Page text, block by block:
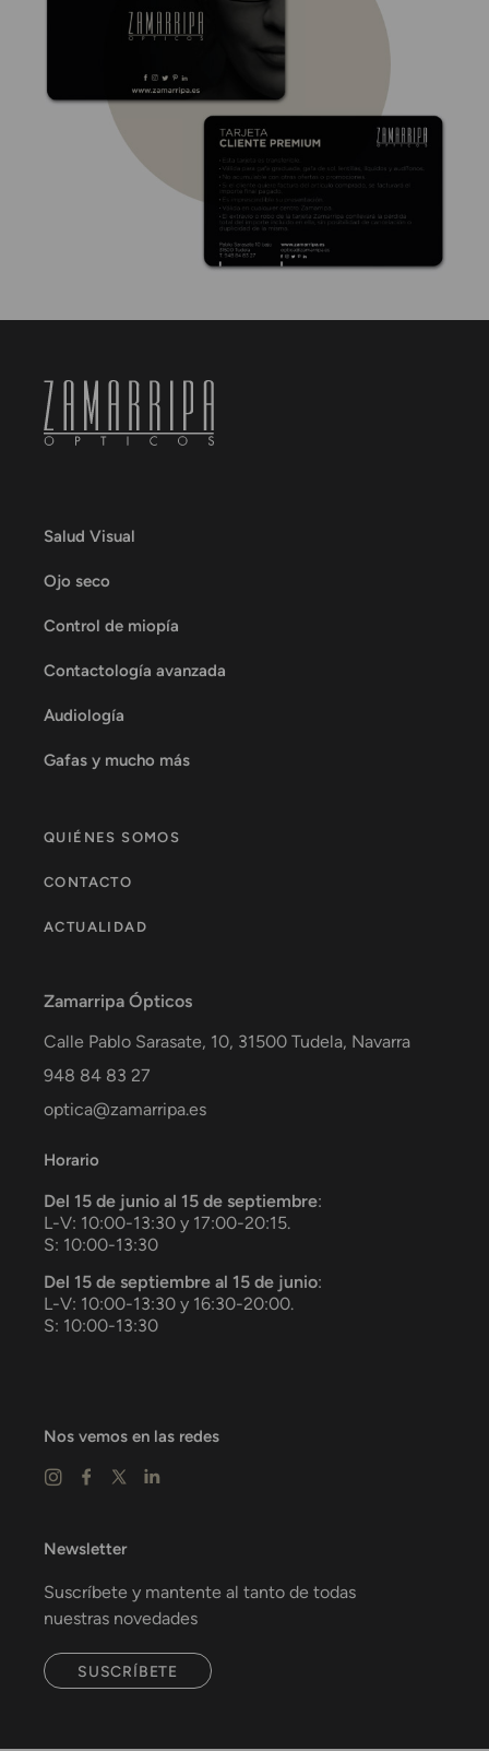
Salud Visual
Ojo seco
Control de miopía
Contactología avanzada
Audiología
Gafas y mucho más
QUIÉNES SOMOS
CONTACTO
ACTUALIDAD
Zamarripa Ópticos
Calle Pablo Sarasate, 10, 31500 Tudela, Navarra
948 84 83 27
optica@zamarripa.es
Horario
Del 15 de junio al 15 de septiembre:
L-V: 10:00-13:30 y 17:00-20:15.
S: 10:00-13:30
Del 15 de septiembre al 15 de junio:
L-V: 10:00-13:30 y 16:30-20:00.
S: 10:00-13:30
Nos vemos en las redes
Newsletter
Suscríbete y mantente al tanto de todas
nuestras novedades
SUSCRÍBETE